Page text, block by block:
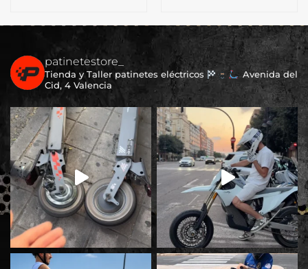
patinetestore_
Tienda y Taller patinetes eléctricos
Avenida del
Cid, 4 Valencia